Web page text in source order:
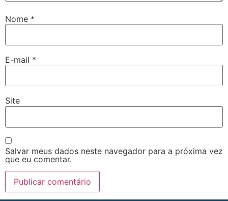
Nome *
E-mail *
Site
Salvar meus dados neste navegador para a próxima vez
que eu comentar.